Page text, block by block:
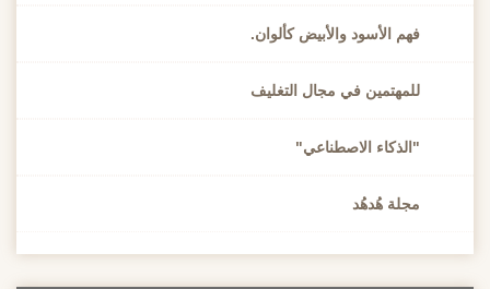
فهم الأسود والأبيض كألوان.
للمهتمين في مجال التغليف
"الذكاء الاصطناعي"
مجلة هُدهُد